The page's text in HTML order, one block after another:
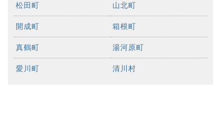
松田町 山北町
開成町 箱根町
真鶴町 湯河原町
愛川町 清川村